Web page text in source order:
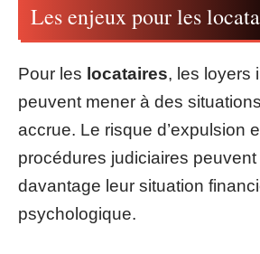
Les enjeux pour les
Pour les locataires, les loyers
peuvent mener à des
accrue. Le risque d’expulsion
procédures judiciaires
davantage leur situation
psychologique.